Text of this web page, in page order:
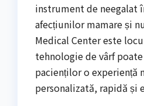
instrument de neegalat
afecțiunilor mamare și
Medical Center este
tehnologie de vârf
pacienților o experiență
personalizată, rapidă și